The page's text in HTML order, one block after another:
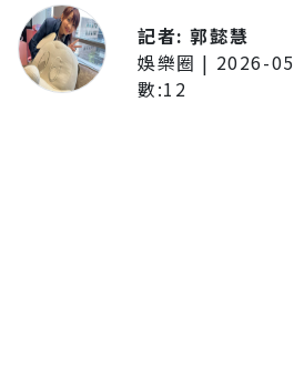
記者:郭懿慧
娛樂圈 | 2026-
數:12